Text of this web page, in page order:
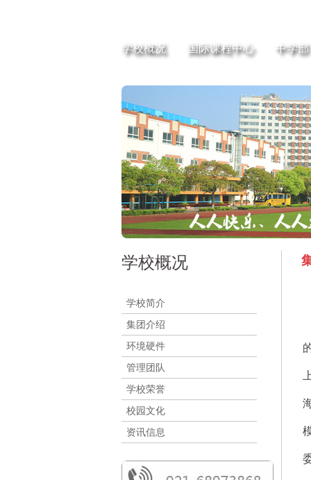
学校概况 国际课程中心 中学部
学校概况
学校简介
集团介绍
环境硬件
管理团队
学校荣誉
校园文化
资讯信息